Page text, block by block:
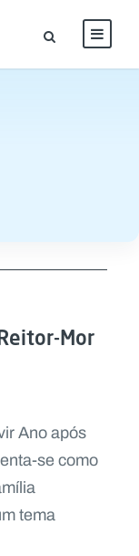
Mor
Ano após
se como
tema